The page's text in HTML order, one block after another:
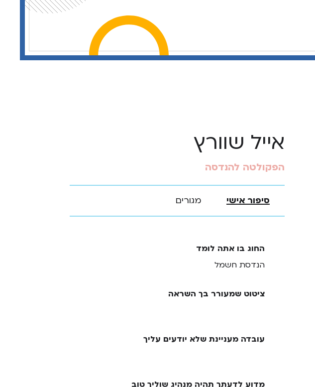
אייל שוורץ
הפקולטה להנדסה
סיפור אישי מגורים
החוג בו אתה לומד
הנדסת חשמל
ציטוט שמעורר בך השראה
עובדה מעניינת שלא יודעים עליך
מדוע לדעתך תהיה מנהיג שוליך טוב